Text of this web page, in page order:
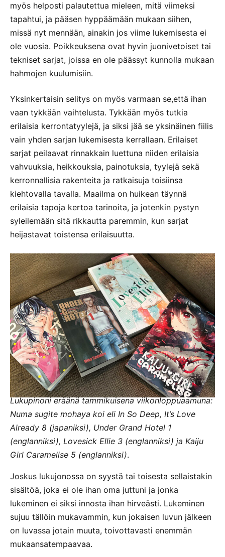
myös helposti palautettua mieleen, mitä viimeksi
tapahtui, ja pääsen hyppäämään mukaan siihen,
missä nyt mennään, ainakin jos viime lukemisesta ei
ole vuosia. Poikkeuksena ovat hyvin juonivetoiset tai
tekniset sarjat, joissa en ole päässyt kunnolla mukaan
hahmojen kuulumisiin.
Yksinkertaisin selitys on myös varmaan se,että ihan
vaan tykkään vaihtelusta. Tykkään myös tutkia
erilaisia kerrontatyylejä, ja siksi jää se yksinäinen fiilis
vain yhden sarjan lukemisesta kerrallaan. Erilaiset
sarjat peilaavat rinnakkain luettuna niiden erilaisia
vahvuuksia, heikkouksia, painotuksia, tyylejä sekä
kerronnallisia rakenteita ja ratkaisuja toisiinsa
kiehtovalla tavalla. Maailma on huikean täynnä
erilaisia tapoja kertoa tarinoita, ja jotenkin pystyn
syleilemään sitä rikkautta paremmin, kun sarjat
heijastavat toistensa erilaisuutta.
Lukupinoni eräänä tammikuisena viikonloppuaamuna:
Numa sugite mohaya koi eli In So Deep, It’s Love
Already 8 (japaniksi), Under Grand Hotel 1
(englanniksi), Lovesick Ellie 3 (englanniksi) ja Kaiju
Girl Caramelise 5 (englanniksi).
Joskus lukujonossa on syystä tai toisesta sellaistakin
sisältöä, joka ei ole ihan oma juttuni ja jonka
lukeminen ei siksi innosta ihan hirveästi. Lukeminen
sujuu tällöin mukavammin, kun jokaisen luvun jälkeen
on luvassa jotain muuta, toivottavasti enemmän
mukaansatempaavaa.